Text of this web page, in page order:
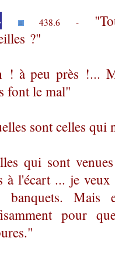
438.6 -
?"
! à peu près !...
font le mal"
sont celles qui
qui sont
à l'écart ... je
banquets. Mais
pour